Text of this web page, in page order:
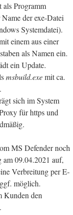
Programm
der exe-Datei
Systemdatei).
einem aus einer
als Namen ein.
ein Update.
msbuild.exemit ca.
sich im System
für https und
MS Defender noch
am 09.04.2021 auf,
Verbreitung per E-
möglich.
Kunden den